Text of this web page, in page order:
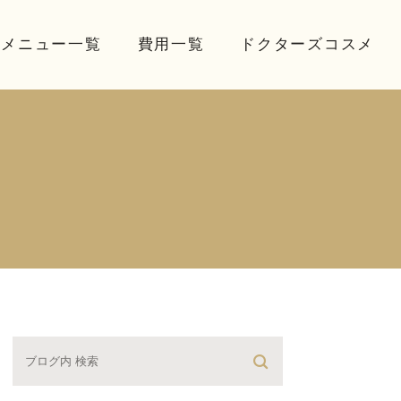
ニュー一覧 費用一覧 ドクターズコスメ